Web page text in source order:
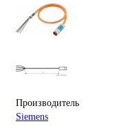
Производитель
Siemens